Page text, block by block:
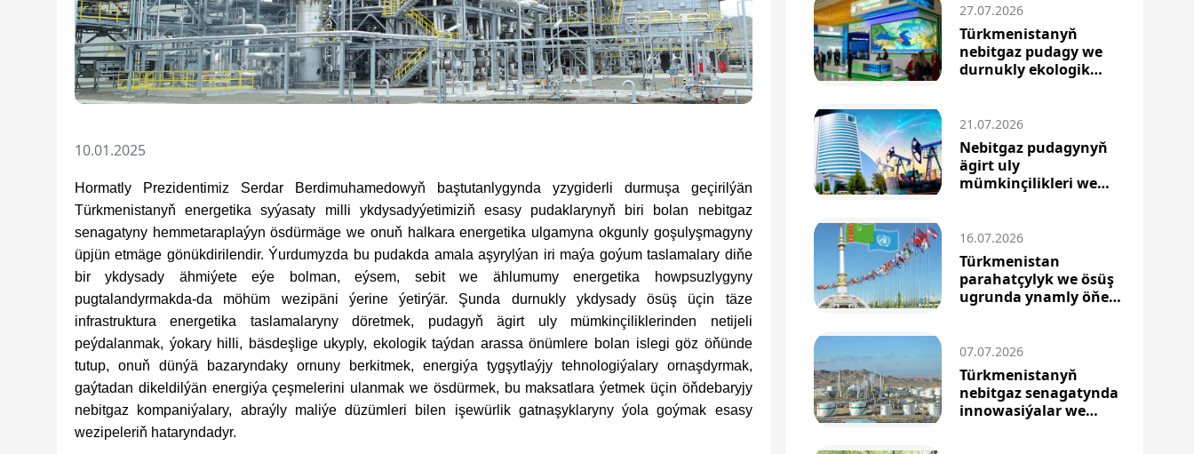
10.01.2025
Hormatly Prezidentimiz Serdar Berdimuhamedowyň baştutanlygynda yzygiderli durmuşa geçirilýän
Türkmenistanyň energetika syýasaty milli ykdysadyýetimiziň esasy pudaklarynyň biri bolan nebitgaz
senagatyny hemmetaraplaýyn ösdürmäge we onuň halkara energetika ulgamyna okgunly goşulyşmagyny
üpjün etmäge gönükdirilendir. Ýurdumyzda bu pudakda amala aşyrylýan iri maýa goýum taslamalary diňe
bir ykdysady ähmiýete eýe bolman, eýsem, sebit we ählumumy energetika howpsuzlygyny
pugtalandyrmakda-da möhüm wezipäni ýerine ýetirýär. Şunda durnukly ykdysady ösüş üçin täze
infrastruktura energetika taslamalaryny döretmek, pudagyň ägirt uly mümkinçiliklerinden netijeli
peýdalanmak, ýokary hilli, bäsdeşlige ukyply, ekologik taýdan arassa önümlere bolan islegi göz öňünde
tutup, onuň dünýä bazaryndaky ornuny berkitmek, energiýa tygşytlaýjy tehnologiýalary ornaşdyrmak,
gaýtadan dikeldilýän energiýa çeşmelerini ulanmak we ösdürmek, bu maksatlara ýetmek üçin öňdebaryjy
nebitgaz kompaniýalary, abraýly maliýe düzümleri bilen işewürlik gatnaşyklaryny ýola goýmak esasy
wezipeleriň hataryndadyr.
27.07.2026
Türkmenistanyň
nebitgaz pudagy we
durnukly ekologik
21.07.2026
Nebitgaz pudagynyň
ägirt uly
mümkinçilikleri we
16.07.2026
Türkmenistan
parahatçylyk we ösüş
ugrunda ynamly öňe
07.07.2026
Türkmenistanyň
nebitgaz senagatynda
innowasiýalar we